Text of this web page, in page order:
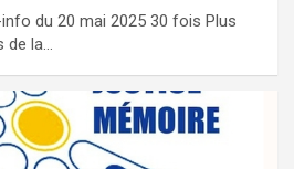
du 20 mai 2025 30 fois Plus
de la…